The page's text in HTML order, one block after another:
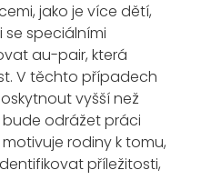
jako je více dětí,
speciálními
au-pair, která
V těchto případech
vyšší než
odrážet práci
rodiny k tomu,
příležitosti,